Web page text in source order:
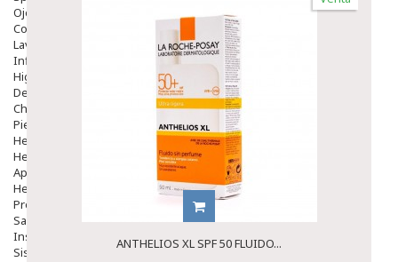
Ojos Y Oidos
Congestión
Lavado Ojos
Inflamación Del Oido (otitis)
Higiene Oido
Deshabituación Tabaquismo
Chicles
Piel
Herpes Y Hongos
Heridas Y úlceras
Aparato Genital
Hemorroides
Protectores Y Emolientes
Salud
Insomnio
Sistema Nervioso
ANTHELIOS XL SPF 50 FLUIDO...